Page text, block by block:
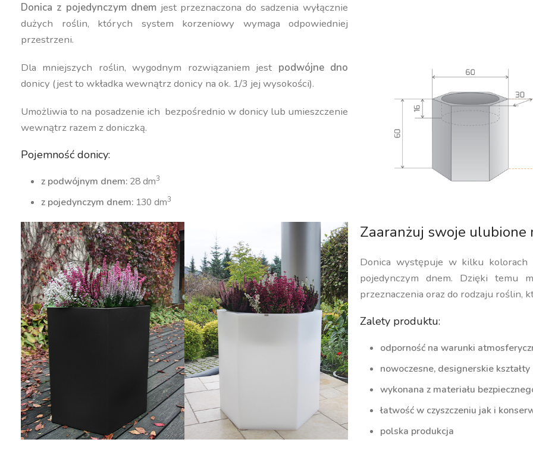
Donica z pojedynczym dnemjest przeznaczona do sadzenia wyłącznie
dużych roślin, których system korzeniowy wymaga odpowiedniej
przestrzeni.
Dla mniejszych roślin, wygodnym rozwiązaniem jest podwójne dno
donicy (jest to wkładka wewnątrz donicy na ok. 1/3 jej wysokości).
Umożliwia to na posadzenie ich bezpośrednio w donicy lub umieszczenie
wewnątrz razem z doniczką.
Pojemność donicy:
z podwójnym dnem: 28 dm3
z pojedynczym dnem: 130 dm3
Zaaranżuj swoje ulubione
Donica występuje w kilku
pojedynczym dnem. Dzięki temu
przeznaczenia oraz do rodzaju roślin,
Zalety produktu:
odporność na warunki
nowoczesne, designerskie kształty
wykonana z materiału
łatwość w czyszczeniu jak i
polska produkcja